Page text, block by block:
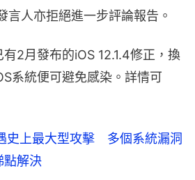
言人亦拒絕進一步評論報告。
2月發布的iOS 12.1.4修正，換
系統便可避免感染。詳情可
史上最大型攻擊　多個系統漏洞
點解決